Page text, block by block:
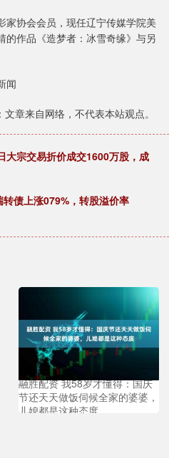
家协会会员，现任辽宁传媒学院美
的作品《造梦者：冰雪奇缘》与另
闻
章来自网络，不代表本站观点。
大宗交易折价成交1600万股，成
债上涨079%，转股溢价率
融胜配资 我58岁才懂得：国庆
节还天天做饭伺候全家的婆婆，
儿媳都是这种态度